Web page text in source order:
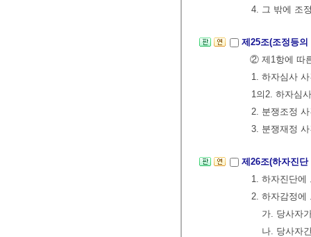
4. 그 밖에 조
제25조(조정등
② 제1항에 따
1. 하자심사
1의2. 하자심
2. 분쟁조정
3. 분쟁재정
제26조(하자진
1. 하자진단에
2. 하자감정에
가. 당사자
나. 당사자